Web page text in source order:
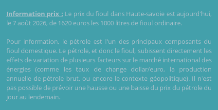
Information prix : Le prix du fioul dans Haute-savoie est aujourd'hui,
le 7 août 2026, de 1620 euros les 1000 litres de fioul ordinaire.
Pour information, le pétrole est l'un des principaux composants du
fioul domestique. Le pétrole, et donc le fioul, subissent directement les
effets de variation de plusieurs facteurs sur le marché international des
énergies (comme les taux de change dollar/euro, la production
annuelle de pétrole brut, ou encore le contexte géopolitique). Il n'est
pas possible de prévoir une hausse ou une baisse du prix du pétrole du
jour au lendemain.